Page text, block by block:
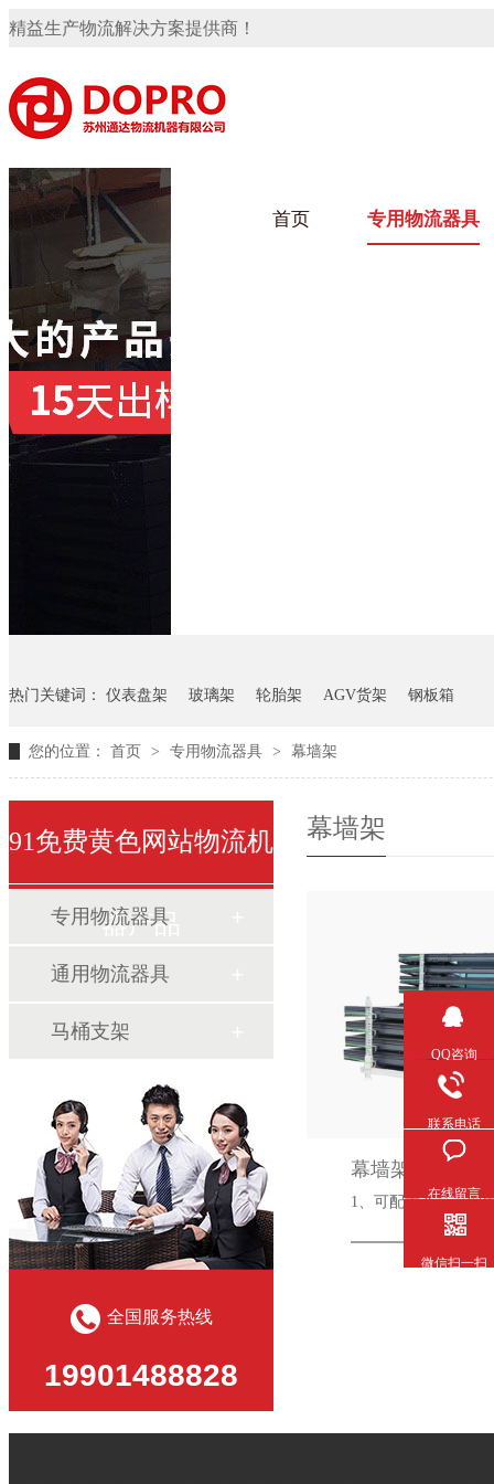
精益生产物流解决方案提供商！
首页 专用物流器具
91免费观看视频架
变速箱托盘
发动机料架
仪表盘料架
手推车
网箱
隐藏式马桶水箱支架
汽车行业
卫浴行业
热门关键词： 仪表盘架 玻璃架 轮胎架 AGV货架 钢板箱
您的位置： 首页 > 专用物流器具 > 幕墙架
幕墙架
幕墙架
1、可配置产品识
91免费黄色网站物流机
器产品
专用物流器具
通用物流器具
马桶支架
全国服务热线
19901488828
QQ咨询
联系电话
在线留言
微信扫一扫